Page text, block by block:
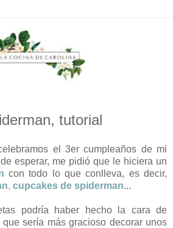
tutorial
el 3er cumpleaños de mi
esperar, me pidió que le hiciera un
con todo lo que conlleva, es decir,
, cupcakes de spiderman...
podría haber hecho la cara de
sería más gracioso decorar unos